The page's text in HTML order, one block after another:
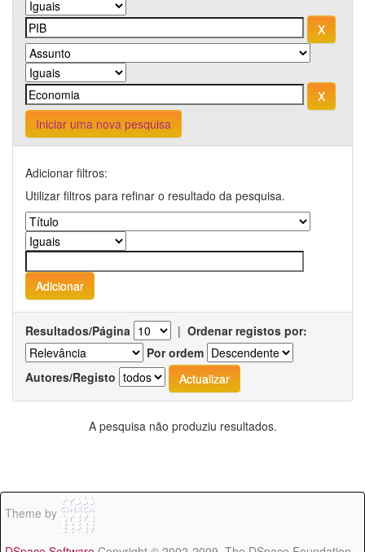
Iniciar uma nova pesquisa
Adicionar filtros:
Utilizar filtros para refinar o resultado da pesquisa.
Resultados/Página | Ordenar registos por:
Por ordem
Autores/Registo
A pesquisa não produziu resultados.
Theme by